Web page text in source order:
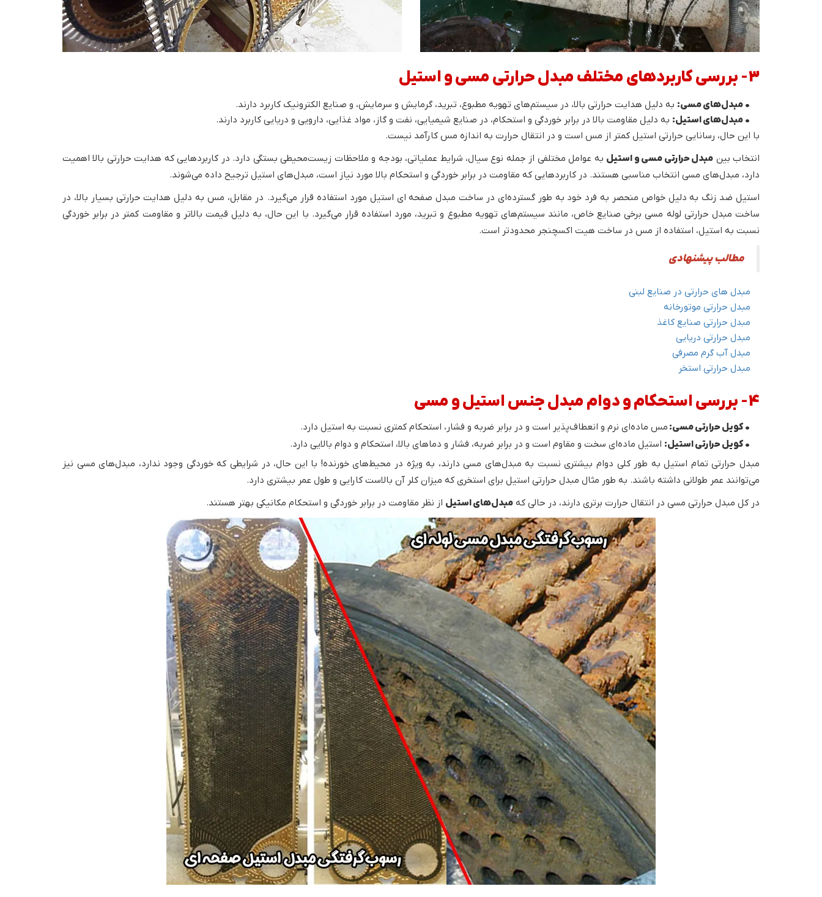
3- بررسی کاربردهای مختلف مبدل حرارتی مسی و استیل
• مبدل‌های مسی: به دلیل هدایت حرارتی بالا، در سیستم‌های تهویه مطبوع، تبرید، گرمایش و سرمایش، و صنایع الکترونیک کاربرد دارند.
• مبدل‌های استیل: به دلیل مقاومت بالا در برابر خوردگی و استحکام، در صنایع شیمیایی، نفت و گاز، مواد غذایی، دارویی و دریایی کاربرد دارند.
با این حال، رسانایی حرارتی استیل کمتر از مس است و در انتقال حرارت به اندازه مس کارآمد نیست.
انتخاب بین مبدل حرارتی مسی و استیل به عوامل مختلفی از جمله نوع سیال، شرایط عملیاتی، بودجه و ملاحظات زیست‌محیطی بستگی دارد. در کاربردهایی که هدایت حرارتی بالا اهمیت
دارد، مبدل‌های مسی انتخاب مناسبی هستند. در کاربردهایی که مقاومت در برابر خوردگی و استحکام بالا مورد نیاز است، مبدل‌های استیل ترجیح داده می‌شوند.
استیل ضد زنگ به دلیل خواص منحصر به فرد خود به طور گسترده‌ای در ساخت مبدل صفحه ای استیل مورد استفاده قرار می‌گیرد. در مقابل، مس به دلیل هدایت حرارتی بسیار بالا، در
ساخت مبدل حرارتی لوله مسی برخی صنایع خاص، مانند سیستم‌های تهویه مطبوع و تبرید، مورد استفاده قرار می‌گیرد. با این حال، به دلیل قیمت بالاتر و مقاومت کمتر در برابر خوردگی
نسبت به استیل، استفاده از مس در ساخت هیت اکسچنجر محدودتر است.
مطالب پیشنهادی
مبدل های حرارتی در صنایع لبنی
مبدل حرارتی موتورخانه
مبدل حرارتی صنایع کاغذ
مبدل حرارتی دریایی
مبدل آب گرم مصرفی
مبدل حرارتی استخر
4- بررسی استحکام و دوام مبدل جنس استیل و مسی
• کویل حرارتی مسی: مس ماده‌ای نرم و انعطاف‌پذیر است و در برابر ضربه و فشار، استحکام کمتری نسبت به استیل دارد.
• کویل حرارتی استیل: استیل ماده‌ای سخت و مقاوم است و در برابر ضربه، فشار و دماهای بالا، استحکام و دوام بالایی دارد.
مبدل حرارتی تمام استیل به طور کلی دوام بیشتری نسبت به مبدل‌های مسی دارند، به ویژه در محیط‌های خورنده! با این حال، در شرایطی که خوردگی وجود ندارد، مبدل‌های مسی نیز
می‌توانند عمر طولانی داشته باشند. به طور مثال مبدل حرارتی استیل برای استخری که میزان کلر آن بالاست کارایی و طول عمر بیشتری دارد.
در کل مبدل‌ حرارتی مسی در انتقال حرارت برتری دارند، در حالی که مبدل‌های استیل از نظر مقاومت در برابر خوردگی و استحکام مکانیکی بهتر هستند.